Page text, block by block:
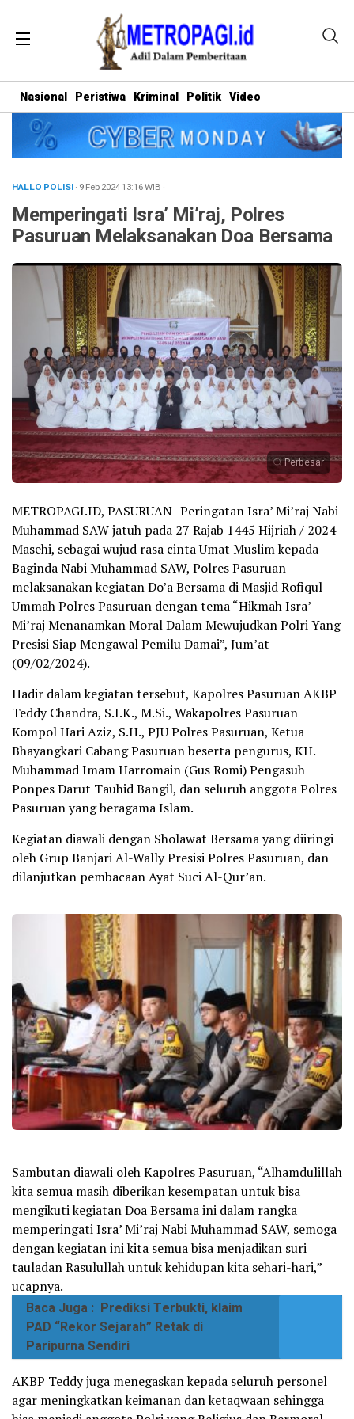
Nasional Peristiwa Kriminal Politik Video
HALLO POLISI· 9 Feb 202413:16WIB ·
Memperingati Isra’ Mi’raj, Polres
Pasuruan Melaksanakan Doa Bersama
Perbesar
METROPAGI.ID, PASURUAN- Peringatan Isra’ Mi’raj Nabi
Muhammad SAW jatuh pada 27 Rajab 1445 Hijriah / 2024
Masehi, sebagai wujud rasa cinta Umat Muslim kepada
Baginda Nabi Muhammad SAW, Polres Pasuruan
melaksanakan kegiatan Do’a Bersama di Masjid Rofiqul
Ummah Polres Pasuruan dengan tema “Hikmah Isra’
Mi’raj Menanamkan Moral Dalam Mewujudkan Polri Yang
Presisi Siap Mengawal Pemilu Damai”, Jum’at
(09/02/2024).
Hadir dalam kegiatan tersebut, Kapolres Pasuruan AKBP
Teddy Chandra, S.I.K., M.Si., Wakapolres Pasuruan
Kompol Hari Aziz, S.H., PJU Polres Pasuruan, Ketua
Bhayangkari Cabang Pasuruan beserta pengurus, KH.
Muhammad Imam Harromain (Gus Romi) Pengasuh
Ponpes Darut Tauhid Bangil, dan seluruh anggota Polres
Pasuruan yang beragama Islam.
Kegiatan diawali dengan Sholawat Bersama yang diiringi
oleh Grup Banjari Al-Wally Presisi Polres Pasuruan, dan
dilanjutkan pembacaan Ayat Suci Al-Qur’an.
Sambutan diawali oleh Kapolres Pasuruan, “Alhamdulillah
kita semua masih diberikan kesempatan untuk bisa
mengikuti kegiatan Doa Bersama ini dalam rangka
memperingati Isra’ Mi’raj Nabi Muhammad SAW, semoga
dengan kegiatan ini kita semua bisa menjadikan suri
tauladan Rasulullah untuk kehidupan kita sehari-hari,”
ucapnya.
Baca Juga : Prediksi Terbukti, klaim
PAD “Rekor Sejarah” Retak di
Paripurna Sendiri
AKBP Teddy juga menegaskan kepada seluruh personel
agar meningkatkan keimanan dan ketaqwaan sehingga